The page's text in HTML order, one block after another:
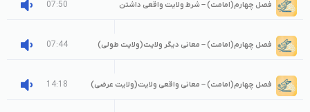
فصل چهارم(امامت) – شرط ولایت واقعی داشتن 07:50
فصل چهارم(امامت) – معانی دیگر ولایت(ولایت طولی) 07:44
فصل چهارم(امامت) – معانی واقعی ولایت(ولایت عرضی) 14:18